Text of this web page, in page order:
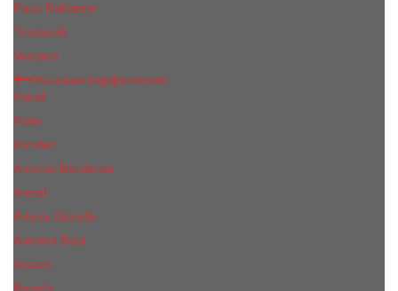
Paco Rabanne
Trussardi
Versace
Женская парфюмерия
Ajmal
Alaia
Annifen
Antonio Banderas
Armaf
Ariana Grande
Armand Basi
Azzaro